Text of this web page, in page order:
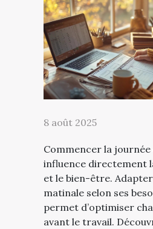
8 août 2025
Commencer la journée
influence directement
et le bien-être.
matinale selon ses
permet d’optimiser
avant le travail.